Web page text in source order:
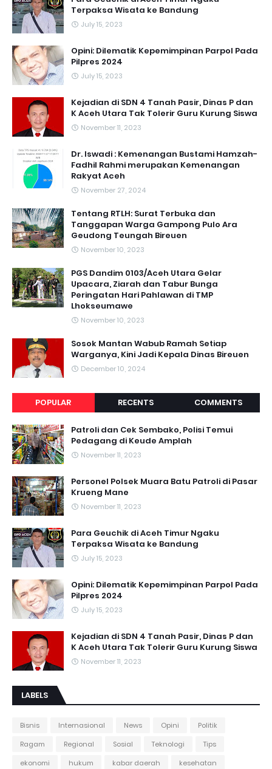
Terpaksa Wisata ke Bandung
July 15, 2023
Opini: Dilematik Kepemimpinan Parpol Pada
Pilpres 2024
July 15, 2023
Kejadian di SDN 4 Tanah Pasir, Dinas P dan
K Aceh Utara Tak Tolerir Guru Kurung Siswa
November 11, 2023
Dr. Iswadi : Kemenangan Bustami Hamzah-
Fadhil Rahmi merupakan Kemenangan
Rakyat Aceh
November 27, 2024
Tentang RTLH: Surat Terbuka dan
Tanggapan Warga Gampong Pulo Ara
Geudong Teungah Bireuen
November 10, 2023
PGS Dandim 0103/Aceh Utara Gelar
Upacara, Ziarah dan Tabur Bunga
Peringatan Hari Pahlawan di TMP
Lhokseumawe
November 10, 2023
Sosok Mantan Wabub Ramah Setiap
Warganya, Kini Jadi Kepala Dinas Bireuen
December 10, 2024
POPULAR RECENTS COMMENTS
Patroli dan Cek Sembako, Polisi Temui
Pedagang di Keude Amplah
November 11, 2023
Personel Polsek Muara Batu Patroli di Pasar
Krueng Mane
November 11, 2023
Para Geuchik di Aceh Timur Ngaku
Terpaksa Wisata ke Bandung
July 15, 2023
Opini: Dilematik Kepemimpinan Parpol Pada
Pilpres 2024
July 15, 2023
Kejadian di SDN 4 Tanah Pasir, Dinas P dan
K Aceh Utara Tak Tolerir Guru Kurung Siswa
November 11, 2023
LABELS
Bisnis Internasional News Opini
Politik
Ragam
Regional Sosial Teknologi
Tips
ekonomi
hukum kabar daerah
kesehatan